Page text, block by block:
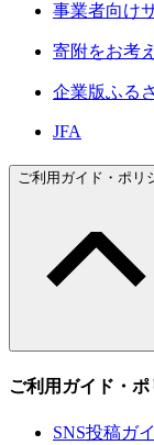
事業者向け
寄附をお考
企業版ふる
JFA
ご利用ガイド・ポリ
ご利用ガイド・ポ
SNS投稿ガ